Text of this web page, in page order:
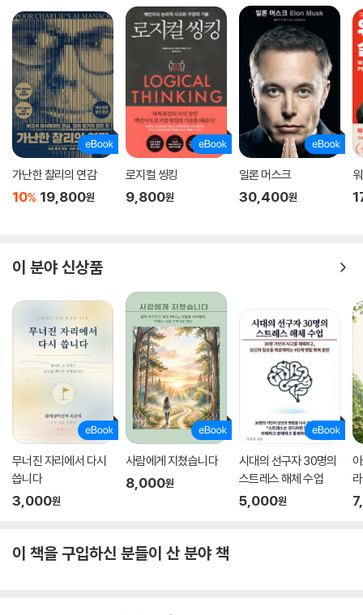
가난한 찰리의 연감
10% 19,800원
로지컬 씽킹
9,800원
일론 머스크
30,400원
이 분야 신상품
무너진 자리에서 다시
씁니다
3,000원
사람에게 지쳤습니다
8,000원
시대의 선구자 30명의
스트레스 해체 수업
5,000원
라
이 책을 구입하신 분들이 산 분야 책